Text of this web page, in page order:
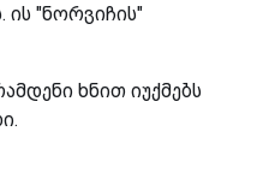
ის "ნორვიჩის"
ხნით იუქმებს